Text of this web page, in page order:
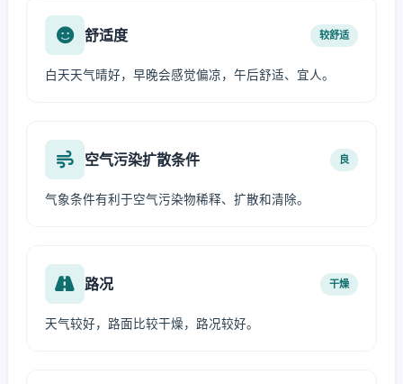
舒适度 较舒适
白天天气晴好，早晚会感觉偏凉，午后舒适、宜人。
空气污染扩散条件 良
气象条件有利于空气污染物稀释、扩散和清除。
路况 干燥
天气较好，路面比较干燥，路况较好。